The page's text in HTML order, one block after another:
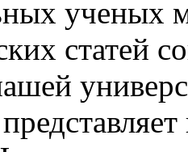
ученых
статей